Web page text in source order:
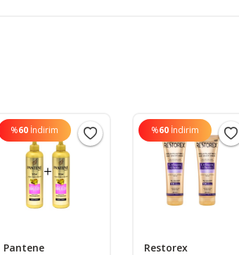
%60 İndirim
Pantene
%60 İndirim
Restorex